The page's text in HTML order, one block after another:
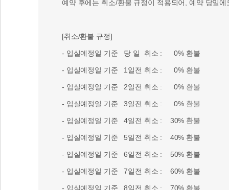
예약 후에는 취소/환불 규정이 적용되어, 예약 당일
[취소/환불 규정]
- 입실예정일 기준 당 일 취소 : 0% 환불
- 입실예정일 기준 1일전 취소 : 0% 환불
- 입실예정일 기준 2일전 취소 : 0% 환불
- 입실예정일 기준 3일전 취소 : 0% 환불
- 입실예정일 기준 4일전 취소 : 30% 환불
- 입실예정일 기준 5일전 취소 : 40% 환불
- 입실예정일 기준 6일전 취소 : 50% 환불
- 입실예정일 기준 7일전 취소 : 60% 환불